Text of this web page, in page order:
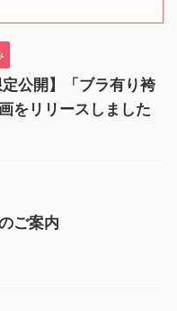
公開】「ブラ有り袴
をリリースしました
ご案内